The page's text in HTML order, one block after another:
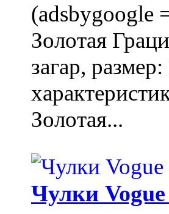
(adsbygoogle
Золотая
загар,
Золотая...
Чулки